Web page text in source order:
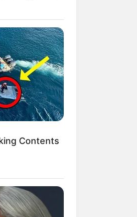
Contents